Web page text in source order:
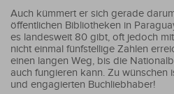
Auch kümmert er sich gerade
öffentlichen Bibliotheken in
es landesweit 80 gibt, oft jedoch
nicht einmal fünfstellige Zahlen
einen langen Weg, bis die
auch fungieren kann. Zu wünschen
und engagierten Buchliebhaber!